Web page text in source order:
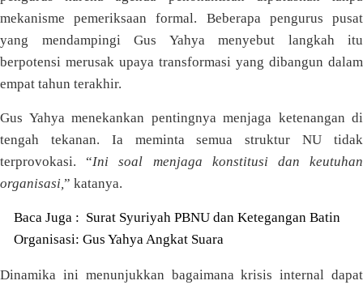
mekanisme pemeriksaan formal. Beberapa pengurus pusat
yang mendampingi Gus Yahya menyebut langkah itu
berpotensi merusak upaya transformasi yang dibangun dalam
empat tahun terakhir.
Gus Yahya menekankan pentingnya menjaga ketenangan di
tengah tekanan. Ia meminta semua struktur NU tidak
terprovokasi. “Ini soal menjaga konstitusi dan keutuhan
organisasi,” katanya.
Baca Juga : Surat Syuriyah PBNU dan Ketegangan Batin
Organisasi: Gus Yahya Angkat Suara
Dinamika ini menunjukkan bagaimana krisis internal dapat